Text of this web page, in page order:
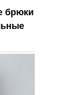
брюки